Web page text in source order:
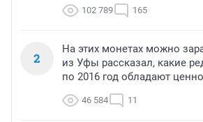
102 789 165
2
На этих монетах можно
из Уфы рассказал, какие
по 2016 год обладают
46 584 11